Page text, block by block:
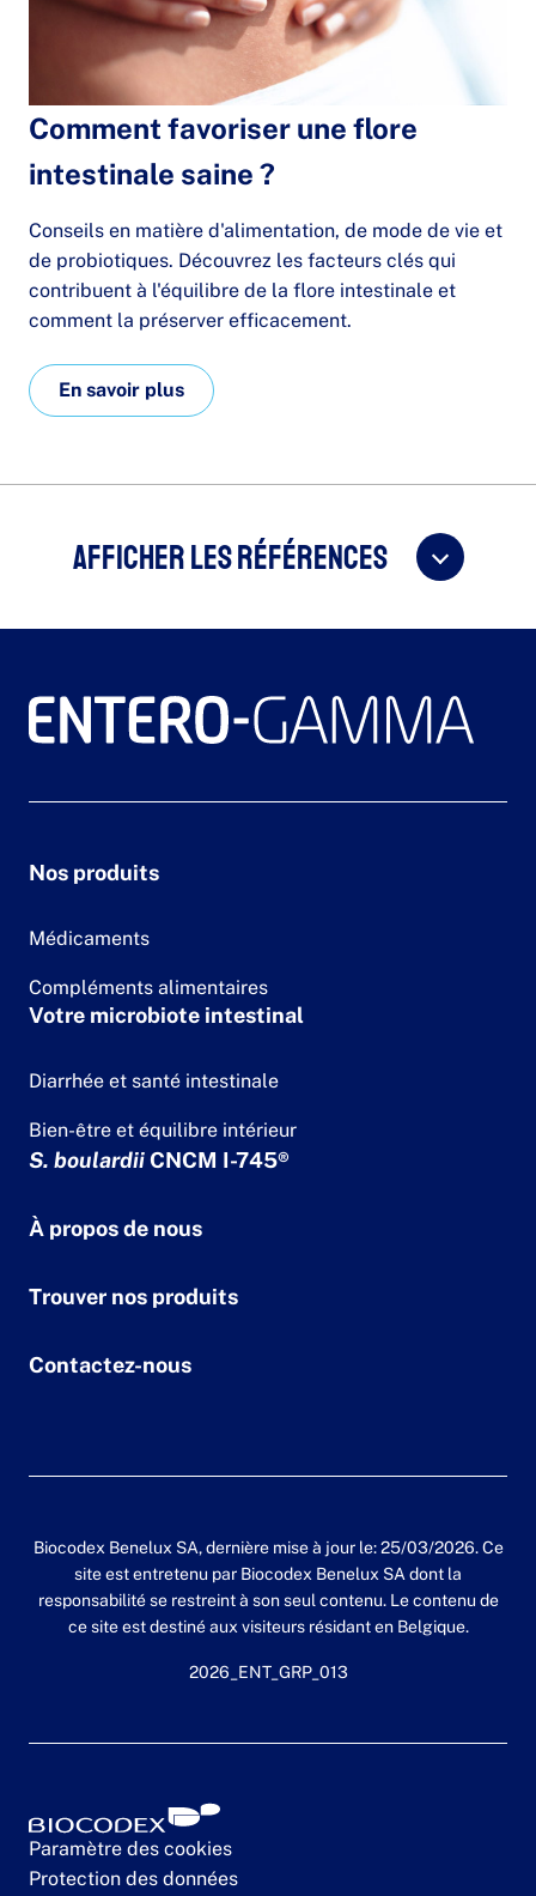
Comment favoriser une flore
intestinale saine ?
Conseils en matière d'alimentation, de mode de vie et
de probiotiques. Découvrez les facteurs clés qui
contribuent à l'équilibre de la flore intestinale et
comment la préserver efficacement.
En savoir plus
Afficher les références
Nos produits
Médicaments
Compléments alimentaires
Votre microbiote intestinal
Diarrhée et santé intestinale
Bien-être et équilibre intérieur
S. boulardiiCNCM I-745®
À propos de nous
Trouver nos produits
Contactez-nous
Biocodex Benelux SA, dernière mise à jour le: 25/03/2026. Ce
site est entretenu par Biocodex Benelux SA dont la
responsabilité se restreint à son seul contenu. Le contenu de
ce site est destiné aux visiteurs résidant en Belgique.
2026_ENT_GRP_013
Paramètre des cookies
Protection des données